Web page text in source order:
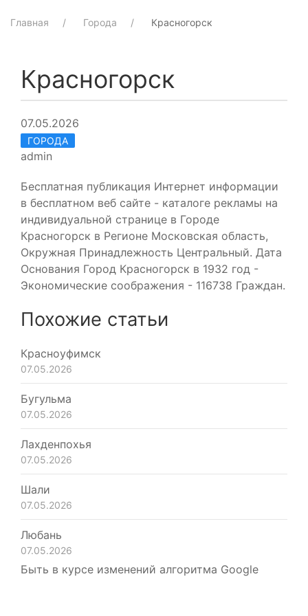
Главная Города Красногорск
Красногорск
07.05.2026
ГОРОДА
admin
Бесплатная публикация Интернет информации
в бесплатном веб сайте - каталоге рекламы на
индивидуальной странице в Городе
Красногорск в Регионе Московская область,
Окружная Принадлежность Центральный. Дата
Основания Город Красногорск в 1932 год -
Экономические соображения - 116738 Граждан.
Похожие статьи
Красноуфимск
07.05.2026
Бугульма
07.05.2026
Лахденпохья
07.05.2026
Шали
07.05.2026
Любань
07.05.2026
Быть в курсе изменений алгоритма Google